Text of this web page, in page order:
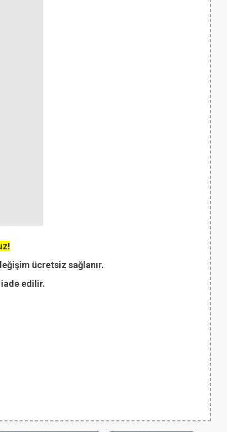
ücretsiz sağlanır.
edilir.